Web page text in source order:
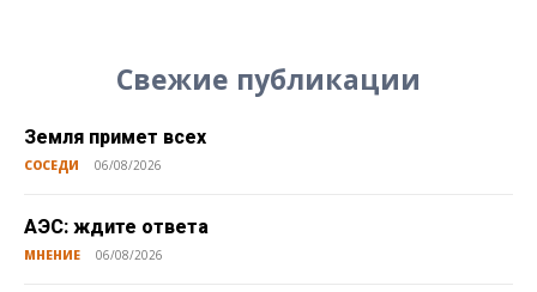
Свежие публикации
Земля примет всех
СОСЕДИ 06/08/2026
АЭС: ждите ответа
МНЕНИЕ 06/08/2026